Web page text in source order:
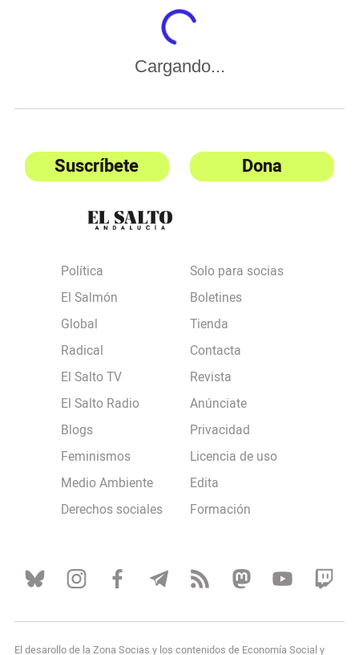
Cargando...
Suscríbete Dona
Política
El Salmón
Global
Radical
El Salto TV
El Salto Radio
Blogs
Feminismos
Medio Ambiente
Derechos sociales
Solo para socias
Boletines
Tienda
Contacta
Revista
Anúnciate
Privacidad
Licencia de uso
Edita
Formación
El desarollo de la Zona Socias y los contenidos de Economía Social y